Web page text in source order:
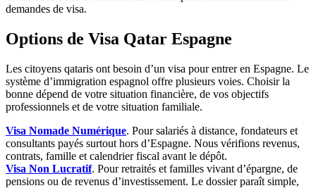
demandes de visa.
Options de Visa Qatar Espagne
Les citoyens qataris ont besoin d’un visa pour entrer en Espagne. Le
système d’immigration espagnol offre plusieurs voies. Choisir la
bonne dépend de votre situation financière, de vos objectifs
professionnels et de votre situation familiale.
Visa Nomade Numérique. Pour salariés à distance, fondateurs et
consultants payés surtout hors d’Espagne. Nous vérifions revenus,
contrats, famille et calendrier fiscal avant le dépôt.
Visa Non Lucratif. Pour retraités et familles vivant d’épargne, de
pensions ou de revenus d’investissement. Le dossier paraît simple,